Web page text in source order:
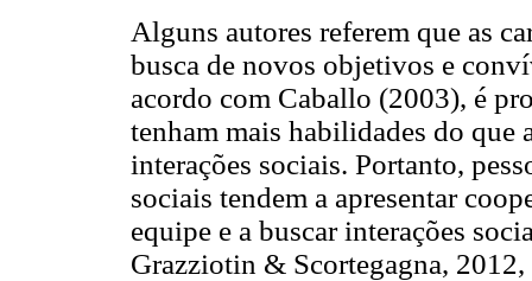
Alguns autores referem que as
busca de novos objetivos e
acordo com Caballo (2003), é
tenham mais habilidades do que
interações sociais. Portanto,
sociais tendem a apresentar
equipe e a buscar interações
Grazziotin & Scortegagna,